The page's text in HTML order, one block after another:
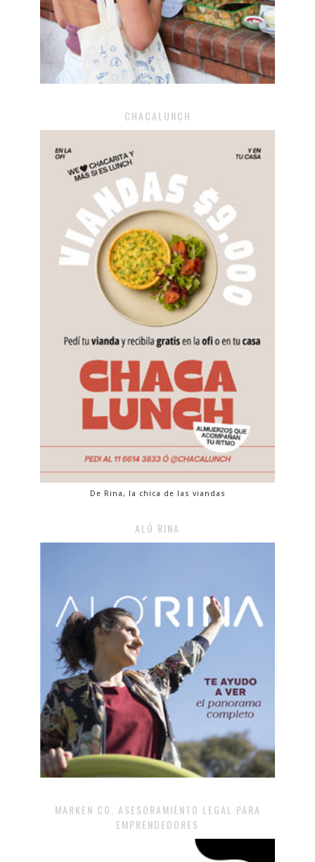
CHACALUNCH
De Rina, la chica de las viandas
ALÓ RINA
MARKEN CO. ASESORAMIENTO LEGAL PARA
EMPRENDEDORES